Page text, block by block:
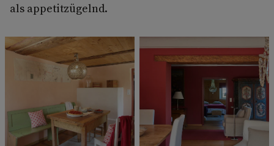
als appetitzügelnd.